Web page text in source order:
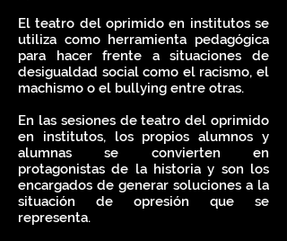
El teatro del oprimido en institutos se
utiliza como herramienta pedagógica
para hacer frente a situaciones de
desigualdad social como el racismo, el
machismo o el bullying entre otras.
En las sesiones de teatro del oprimido
en institutos, los propios alumnos y
alumnas se convierten en
protagonistas de la historia y son los
encargados de generar soluciones a la
situación de opresión que se
representa.